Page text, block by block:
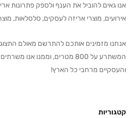
אנו גאים להוביל את הענף ולספק פתרונות
אירועים, מוצרי אריזה לעסקים, סלסלאות,
אנחנו מזמינים אותכם להתרשם מאולם
המשתרע על 800 מטרים, וממנו אנו
והעסקיים מרחבי כל הארץ!
קטגוריות